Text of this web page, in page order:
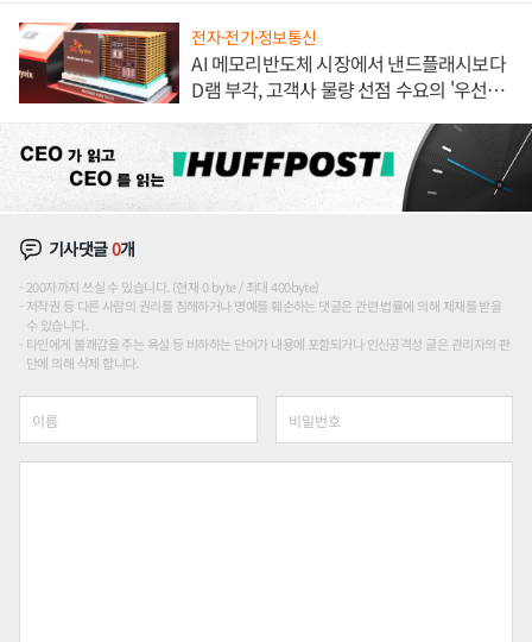
전자·전기·정보통신
AI 메모리반도체 시장에서 낸드플래시보다
D램 부각, 고객사 물량 선점 수요의 '우선순
기사댓글0개
200자까지 쓰실 수 있습니다. (현재 0 byte / 최대 400byte)
저작권 등 다른 사람의 권리를 침해하거나 명예를 훼손하는 댓글은 관련 법률에 의해 제재를 받을
수 있습니다.
타인에게 불쾌감을 주는 욕설 등 비하하는 단어가 내용에 포함되거나 인신공격성 글은 관리자의 판
단에 의해 삭제 합니다.